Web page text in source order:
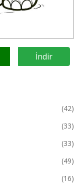
İndir
(42)
(33)
(33)
(49)
(16)